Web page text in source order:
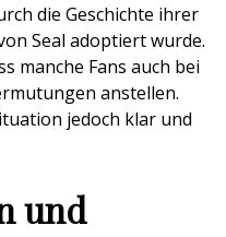
die Geschichte ihrer
Seal adoptiert wurde.
manche Fans auch bei
anstellen.
jedoch klar und
und